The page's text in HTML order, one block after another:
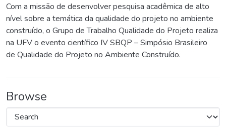
Com a missão de desenvolver pesquisa acadêmica de alto
nível sobre a temática da qualidade do projeto no ambiente
construído, o Grupo de Trabalho Qualidade do Projeto realiza
na UFV o evento científico IV SBQP – Simpósio Brasileiro
de Qualidade do Projeto no Ambiente Construído.
Browse